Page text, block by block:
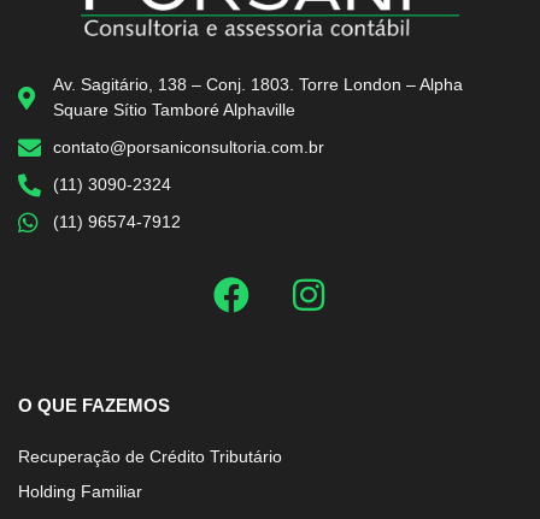
Av. Sagitário, 138 – Conj. 1803. Torre London – Alpha
Square Sítio Tamboré Alphaville
contato@porsaniconsultoria.com.br
(11) 3090-2324
(11) 96574-7912
O QUE FAZEMOS
Recuperação de Crédito Tributário
Holding Familiar